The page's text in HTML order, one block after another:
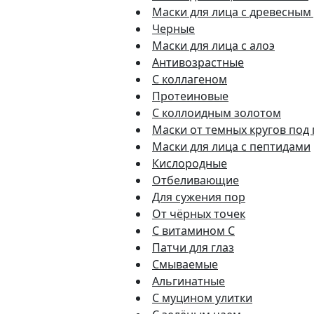
Маски для лица с древесным
Черные
Маски для лица с алоэ
Антивозрастные
С коллагеном
Протеиновые
С коллоидным золотом
Маски от темных кругов под
Маски для лица с пептидами
Кислородные
Отбеливающие
Для сужения пор
От чёрных точек
С витамином C
Патчи для глаз
Смываемые
Альгинатные
С муцином улитки